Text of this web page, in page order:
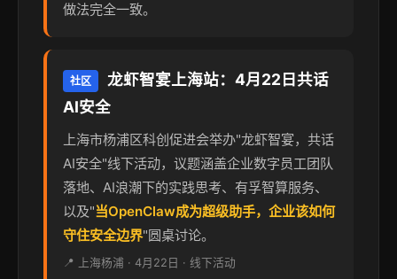
做法完全一致。
社区
龙虾智宴上海站：4月22日共话
AI安全
上海市杨浦区科创促进会举办"龙虾智宴，共话
AI安全"线下活动，议题涵盖企业数字员工团队
落地、AI浪潮下的实践思考、有孚智算服务、
以及"当OpenClaw成为超级助手，企业该如何
守住安全边界"圆桌讨论。
📍 上海杨浦 · 4月22日 · 线下活动